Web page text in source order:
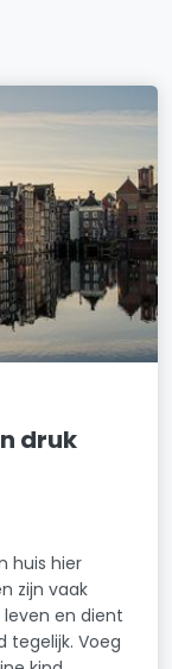
druk
huis hier
zijn vaak
en dient
tegelijk. Voeg